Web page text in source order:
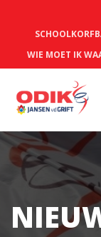
WIE MOET IK